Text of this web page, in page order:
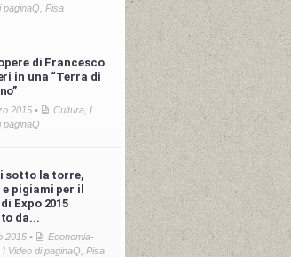
paginaQ ,Pisa
di Francesco
in una “Terra di
2015 • Cultura I
paginaQ
sotto la torre,
pigiami per il
Expo 2015
da...
2015 •
Economia-
I Video di paginaQ ,Pisa